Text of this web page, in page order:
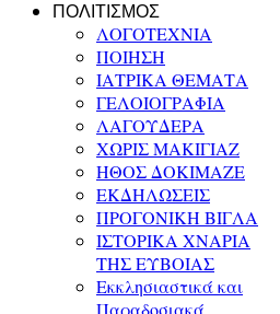
ΠΟΛΙΤΙΣΜΟΣ
ΛΟΓΟΤΕΧΝΙΑ
ΠΟΙΗΣΗ
ΙΑΤΡΙΚΑ ΘΕΜΑΤΑ
ΓΕΛΟΙΟΓΡΑΦΙΑ
ΛΑΓΟΥΔΕΡΑ
ΧΩΡΙΣ ΜΑΚΙΓΙΑΖ
ΗΘΟΣ ΔΟΚΙΜΑΖΕ
ΕΚΔΗΛΩΣΕΙΣ
ΠΡΟΓΟΝΙΚΗ ΒΙΓΛΑ
ΙΣΤΟΡΙΚΑ ΧΝΑΡΙΑ
ΤΗΣ ΕΥΒΟΙΑΣ
Εκκλησιαστικά και
Παραδοσιακά